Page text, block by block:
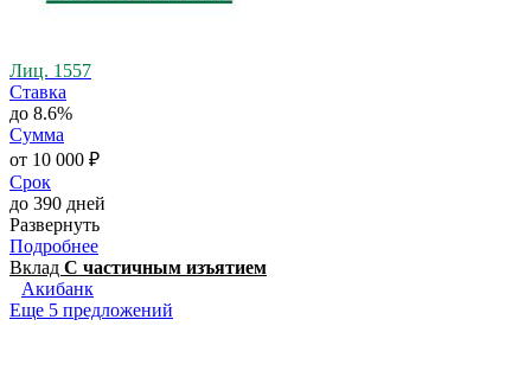
Лиц. 1557
Ставка
до 8.6%
Сумма
от 10 000 ₽
Срок
до 390 дней
Развернуть
Подробнее
Вклад С частичным изъятием
Акибанк
Еще 5 предложений